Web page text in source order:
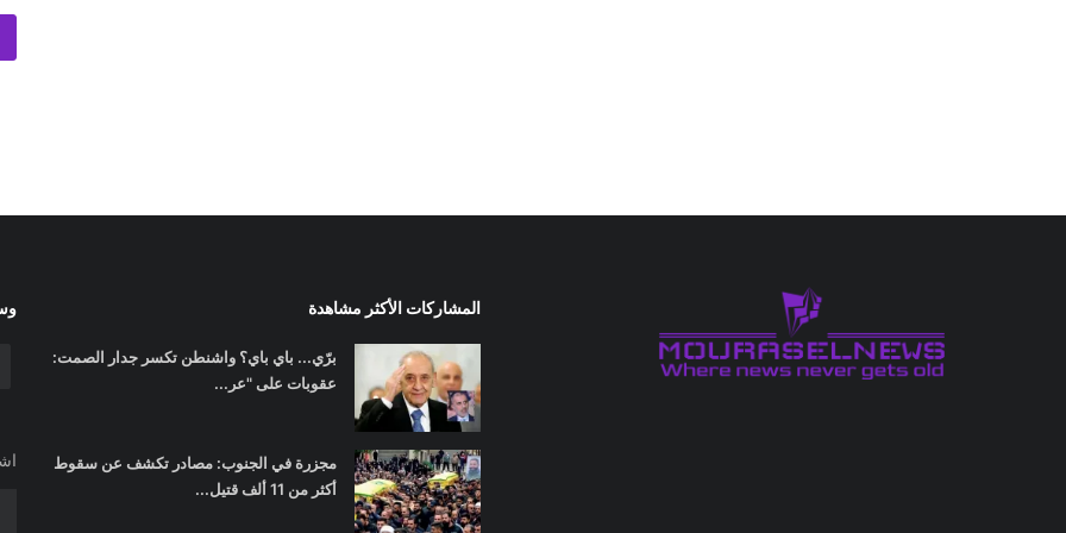
المشاركات الأكثر مشاهدة
برّي... باي باي؟ واشنطن تكسر جدار الصمت:
عقوبات على "عر...
مجزرة في الجنوب: مصادر تكشف عن سقوط
أكثر من 11 ألف قتيل...